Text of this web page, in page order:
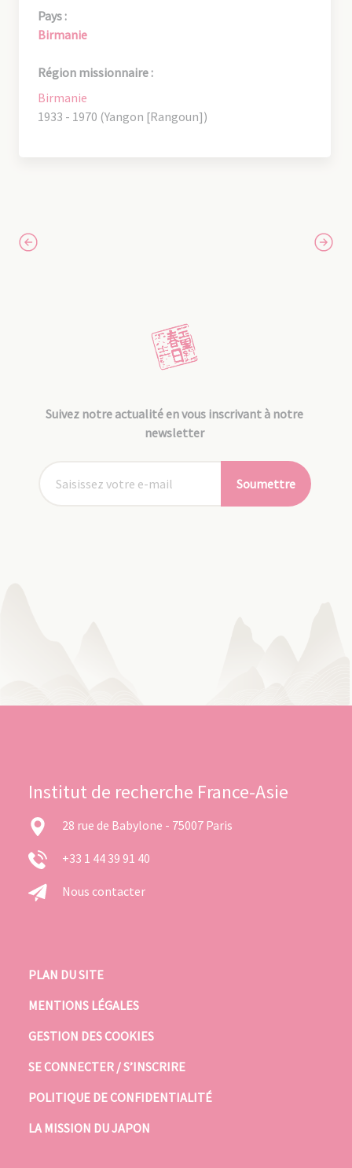
Pays :
Birmanie
Région missionnaire :
Birmanie
1933 - 1970 (Yangon [Rangoun])
Suivez notre actualité en vous inscrivant à notre
newsletter
Soumettre
Institut de recherche France-Asie
28 rue de Babylone - 75007 Paris
+33 1 44 39 91 40
Nous contacter
PLAN DU SITE
MENTIONS LÉGALES
GESTION DES COOKIES
SE CONNECTER / S’INSCRIRE
POLITIQUE DE CONFIDENTIALITÉ
LA MISSION DU JAPON